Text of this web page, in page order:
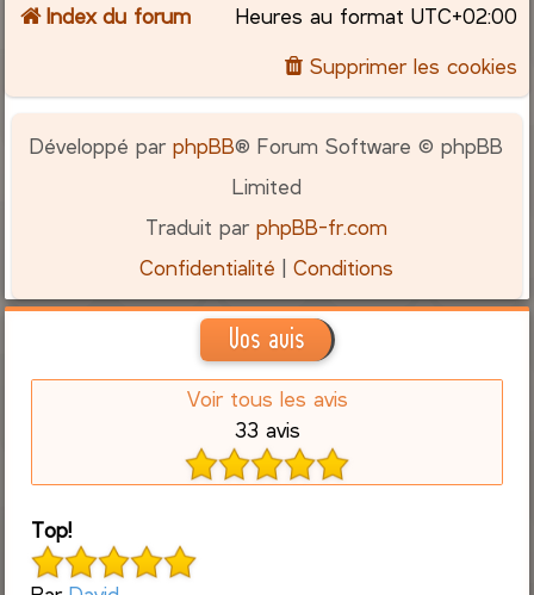
Index du forum Heures au format UTC+02:00
Supprimer les cookies
Développé parphpBB® Forum Software © phpBB
Limited
Traduit parphpBB-fr.com
Confidentialité |Conditions
Vos avis
Voir tous les avis
33 avis
Top!